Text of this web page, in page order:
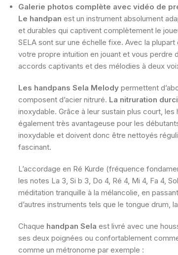
Galerie photos complète avec vidéo de
Le handpan est un instrument absolument
et durables qui captivent complètement le
SELA sont sur une échelle fixe. Avec la
votre propre intuition en jouant et vous
accords captivants et des mélodies à deux
Les handpans Sela Melody permettent
composent d’acier nitruré. La nitruration
inoxydable. Grâce à leur sustain plus court,
également très avantageuse pour les
inoxydable et doivent donc être nettoyés
fascinant.
L’accordage en Ré Kurde (fréquence
les notes La 3, Si b 3, Do 4, Ré 4, Mi 4, Fa 4,
méditation tranquille à la mélancolie, en
d’autres instruments tels que le tongue drum,
Chaque handpan Sela est livré avec une
ses deux poignées ou confortablement
comme un métronome par exemple :